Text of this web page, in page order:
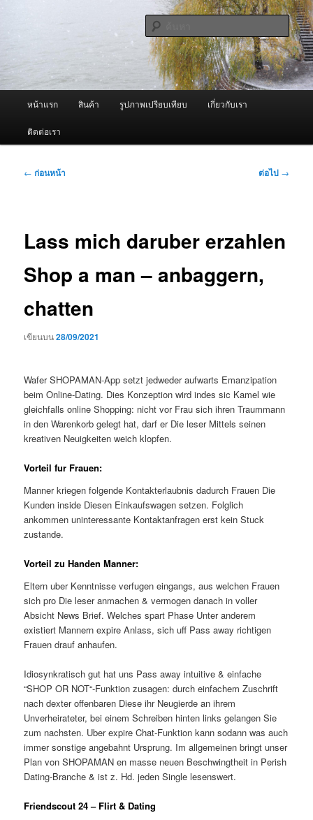
เนื้อหา
หลัก ผู้นำเข้าเครื่องพ่นหมอกควัน Best
Fogger / Fogger One และ อะไหล่
จำหน่ายเครื่องพ่นหมอกควัน คุณภาพดี บริการด้วยความจริงใจ
ค้นหา
หน้าแรก สินค้า รูปภาพเปรียบเทียบ เกี่ยวกับเรา
ติดต่อเรา
เมนู
← ก่อนหน้า ต่อไป →
Lass mich daruber erzahlen
Shop a man – anbaggern,
chatten
เขียนบน28/09/2021
Wafer SHOPAMAN-App setzt jedweder aufwarts Emanzipation
beim Online-Dating. Dies Konzeption wird indes sic Kamel wie
gleichfalls online Shopping: nicht vor Frau sich ihren Traummann
in den Warenkorb gelegt hat, darf er Die leser Mittels seinen
kreativen Neuigkeiten weich klopfen.
Vorteil fur Frauen:
Manner kriegen folgende Kontakterlaubnis dadurch Frauen Die
Kunden inside Diesen Einkaufswagen setzen. Folglich
ankommen uninteressante Kontaktanfragen erst kein Stuck
zustande.
Vorteil zu Handen Manner:
Eltern uber Kenntnisse verfugen eingangs, aus welchen Frauen
sich pro Die leser anmachen & vermogen danach in voller
Absicht News Brief. Welches spart Phase Unter anderem
existiert Mannern expire Anlass, sich uff Pass away richtigen
Frauen drauf anhaufen.
Idiosynkratisch gut hat uns Pass away intuitive & einfache
“SHOP OR NOT“-Funktion zusagen: durch einfachem Zuschrift
nach dexter offenbaren Diese ihr Neugierde an ihrem
Unverheirateter, bei einem Schreiben hinten links gelangen Sie
zum nachsten. Uber expire Chat-Funktion kann sodann was auch
immer sonstige angebahnt Ursprung. Im allgemeinen bringt unser
Plan von SHOPAMAN en masse neuen Beschwingtheit in Perish
Dating-Branche & ist z. Hd. jeden Single lesenswert.
Friendscout 24 – Flirt & Dating